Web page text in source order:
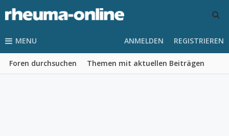
MENU
Foren durchsuchen Themen mit aktuellen Beiträgen
ANMELDEN REGISTRIEREN